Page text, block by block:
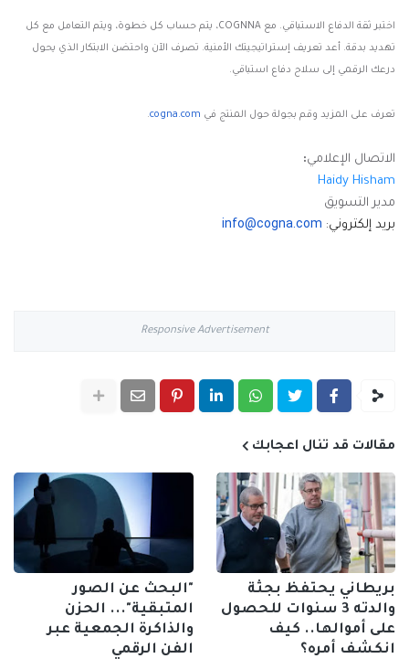
اختبر ثقة الدفاع الاستباقي. مع
يتم حساب كل خطوة، ويتم التعامل مع كل
تهديد بدقة. أعد تعريف إستراتيجيتك الأمنية. تصرف الآن واحتضن الابتكار الذي يحول
درعك الرقمي إلى سلاح دفاع استباقي.
تعرف على المزيد وقم بجولة حول المنتج في cogna.com
.
الاتصال الإعلامي:
Haidy Hisham
مدير التسويق
بريد إلكتروني:
info@cogna.com
Responsive Advertisement
مقالات قد تنال اعجابك
بريطاني يحتفظ بجثة
والدته 3 سنوات للحصول
على أموالها.. كيف
انكشف أمره؟
"البحث عن الصور
المتبقية"... الحزن
والذاكرة الجمعية عبر
الفن الرقمي